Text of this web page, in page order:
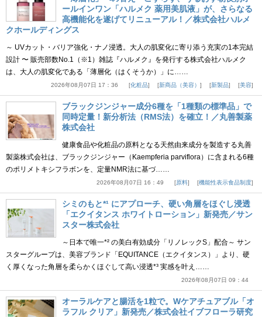
ールインワン「ハルメク 薬用美肌液」が、さらなる
高機能化を遂げてリニューアル！／株式会社ハルメ
クホールディングス
～ UVカット・バリア強化・ナノ浸透。大人の肌変化に寄り添う充実の1本完結
設計 〜 販売部数No.1（※1）雑誌『ハルメク』を発行する株式会社ハルメク
は、大人の肌変化である「薄層化（はくそうか）」に……
2026年08月07日 17：36 化粧品 新商品（美容） 新製品 美容
ブラックジンジャー成分6種を「1種類の標準品」で
同時定量！新分析法（RMS法）を確立！／丸善製薬
株式会社
健康食品や化粧品の原料となる天然由来成分を製造する丸善
製薬株式会社は、ブラックジンジャー（Kaempferia parviflora）に含まれる6種
のポリメトキシフラボンを、定量NMR法に基づ……
2026年08月07日 16：49 原料 機能性表示食品制度
シミのもと*¹ にアプローチ、硬い角層をほぐし浸透
「エクイタンス ホワイトローション」新発売／サン
スター株式会社
～日本で唯一*² の美白有効成分「リノレックS」配合～ サン
スターグループは、美容ブランド「EQUITANCE（エクイタンス）」より、硬
く厚くなった角層を柔らかくほぐして高い浸透*³ 実感を叶え……
2026年08月07日 09：44
オーラルケアと腸活を1粒で。Wケアチュアブル「オ
ラフル クリア」新発売／株式会社イブフローラ研究